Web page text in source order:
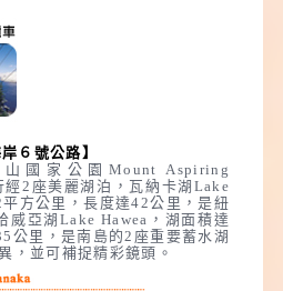
６號公路】
國家公園Mount Aspiring
2座美麗湖泊，瓦納卡湖Lake
方公里，長度達42公里，是紐
威亞湖Lake Hawea，湖面積達
公里，是南島的2座重要蓄水湖
，並可補捉精彩鏡頭。